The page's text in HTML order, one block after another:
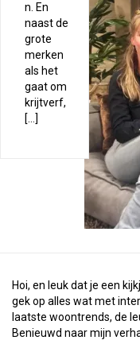
n. En
naast de
grote
merken
als het
gaat om
krijtverf,
[…]
Hoi, en leuk dat je een
gek op alles wat met
laatste woontrends, de
Benieuwd naar mijn